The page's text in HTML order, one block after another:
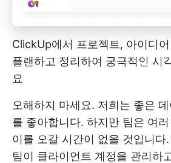
ClickUp에서 프로젝트, 아이디
플랜하고 정리하여 궁극적인 시
요
오해하지 마세요. 저희는 좋은
를 좋아합니다. 하지만 팀은 여
이를 오갈 시간이 없을 것입니다
팀이 클라이언트 계정을 관리하